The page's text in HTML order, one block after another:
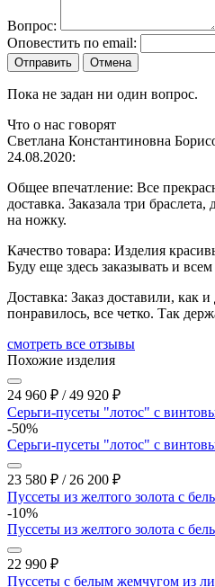
Вопрос:
Оповестить по email:
Отправить Отмена
Пока не задан ни один вопрос.
Что о нас говорят
Светлана Константиновна
24.08.2020:
Общее впечатление: Все
доставка. Заказала три
на ножку.
Качество товара: Изделия
Буду еще здесь заказывать и
Доставка: Заказ доставили, как
понравилось, все четко. Так
cмотреть все отзывы
Похожие изделия
24 960 ₽ / 49 920 ₽
Серьги-пусеты "лотос" с
-50%
Серьги-пусеты "лотос" с
23 580 ₽ / 26 200 ₽
Пуссеты из желтого золота с
-10%
Пуссеты из желтого золота с
22 990 ₽
Пуссеты с белым жемчугом из